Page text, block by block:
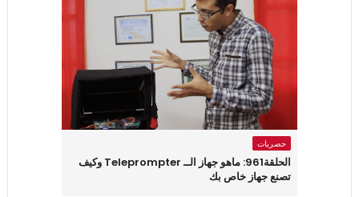
حصريات
الحلقة961: ماهو جهاز الــ Teleprompter وكيف
تصنع جهاز خاص بك